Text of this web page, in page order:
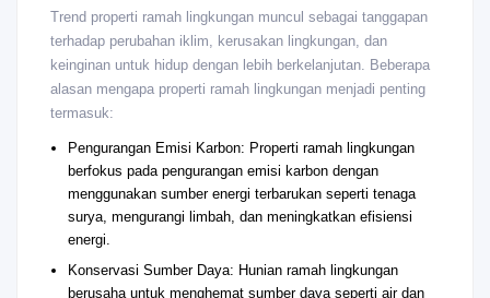
Trend properti ramah lingkungan muncul sebagai tanggapan
terhadap perubahan iklim, kerusakan lingkungan, dan
keinginan untuk hidup dengan lebih berkelanjutan. Beberapa
alasan mengapa properti ramah lingkungan menjadi penting
termasuk:
Pengurangan Emisi Karbon: Properti ramah lingkungan
berfokus pada pengurangan emisi karbon dengan
menggunakan sumber energi terbarukan seperti tenaga
surya, mengurangi limbah, dan meningkatkan efisiensi
energi.
Konservasi Sumber Daya: Hunian ramah lingkungan
berusaha untuk menghemat sumber daya seperti air dan